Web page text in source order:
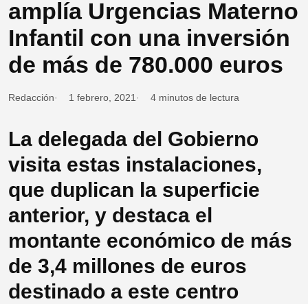
amplía Urgencias Materno
Infantil con una inversión
de más de 780.000 euros
Redacción 1 febrero, 2021 4 minutos de lectura
La delegada del Gobierno
visita estas instalaciones,
que duplican la superficie
anterior, y destaca el
montante económico de más
de 3,4 millones de euros
destinado a este centro